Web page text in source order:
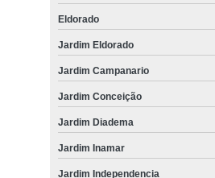
Eldorado
Jardim Eldorado
Jardim Campanario
Jardim Conceição
Jardim Diadema
Jardim Inamar
Jardim Independencia